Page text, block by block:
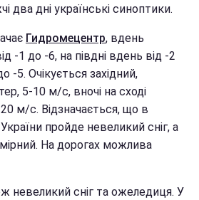
два дні українські синоптики.
Гидромецентр, вдень
-1 до -6, на півдні вдень від -2
-5. Очікується західний,
5-10 м/с, вночі на сході
м/с. Відзначається, що в
пройде невеликий сніг, а
На дорогах можлива
невеликий сніг та ожеледиця. У